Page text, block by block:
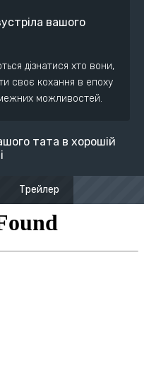
вашого
дізнатися хто вони,
своє кохання в епоху
можливостей.
тата в хорошій
Трейлер